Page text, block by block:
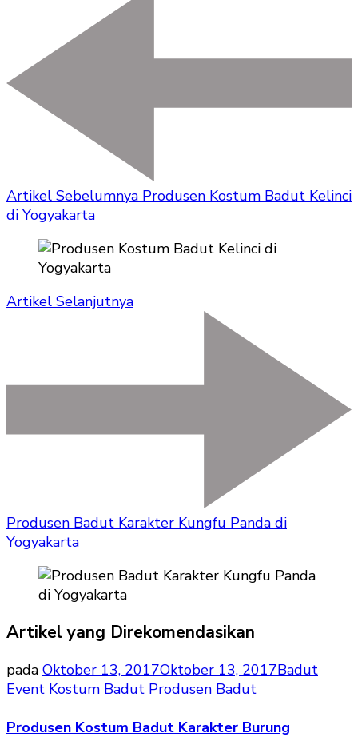
Artikel Sebelumnya Produsen Kostum Badut Kelinci
di Yogyakarta
Artikel Selanjutnya
Produsen Badut Karakter Kungfu Panda di
Yogyakarta
Artikel yang Direkomendasikan
pada Oktober 13, 2017Oktober 13, 2017Badut
Event Kostum Badut Produsen Badut
Produsen Kostum Badut Karakter Burung